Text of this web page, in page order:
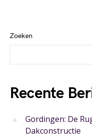
Zoeken
Recente
Gordingen: De
Dakconstructie